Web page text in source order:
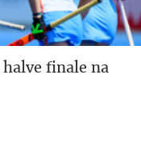
halve finale na